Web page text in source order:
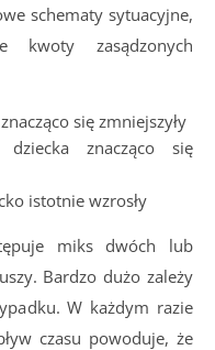
schematy sytuacyjne,
kwoty zasądzonych
znacząco się zmniejszyły
znacząco się
istotnie wzrosły
miks dwóch lub
Bardzo dużo zależy
W każdym razie
czasu powoduje, że